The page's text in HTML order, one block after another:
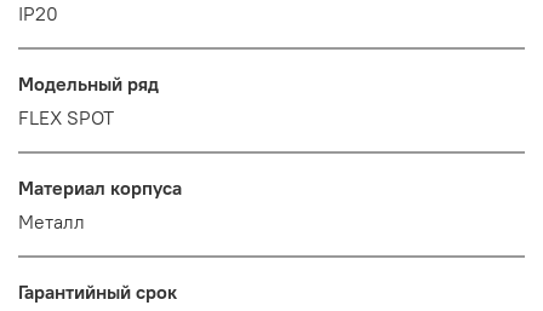
IP20
Модельный ряд
FLEX SPOT
Материал корпуса
Металл
Гарантийный срок